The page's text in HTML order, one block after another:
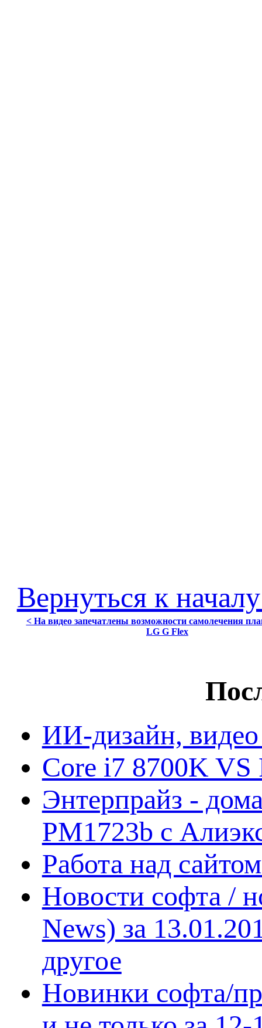
Вернуться к
< На видео запечатлены возможности самолечения
LG G Flex
ИИ-дизайн,
Core i7 8700K VS
Энтерпрайз -
PM1723b с
Работа над
Новости софта /
News) за
другое
Новинки софта/